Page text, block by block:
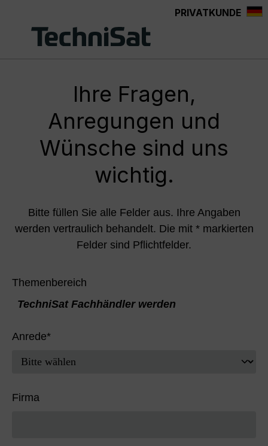
PRIVATKUNDE
Ihre Fragen,
Anregungen und
Wünsche sind uns
wichtig.
Bitte füllen Sie alle Felder aus. Ihre Angaben
werden vertraulich behandelt. Die mit * markierten
Felder sind Pflichtfelder.
Themenbereich
TechniSat Fachhändler werden
Anrede*
Firma